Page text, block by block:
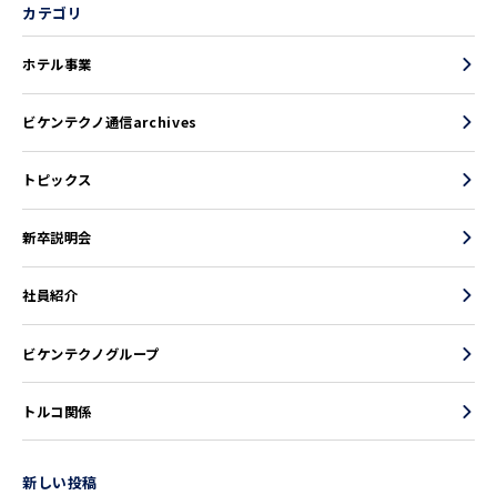
カテゴリ
ホテル事業
ビケンテクノ通信archives
トピックス
新卒説明会
社員紹介
ビケンテクノグループ
トルコ関係
新しい投稿